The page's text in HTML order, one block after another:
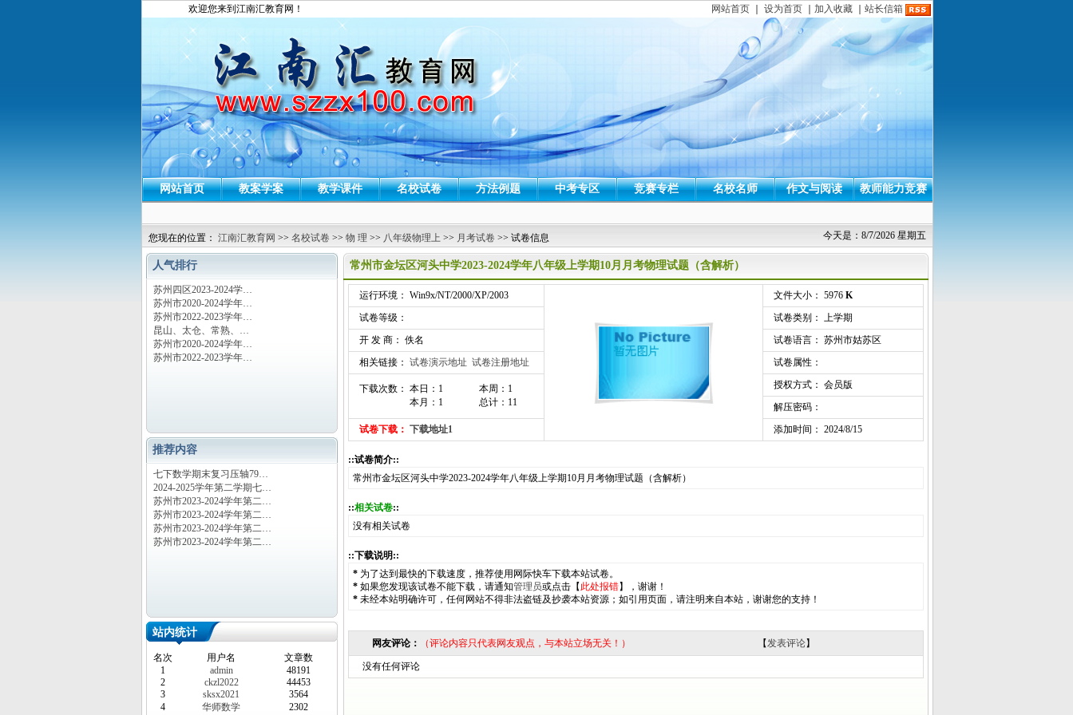
欢迎您来到江南汇教育网！ 网站首页 设为首页 加入收藏 站长信箱
网站首页 教案学案 教学课件 名校试卷 方法例题 中考专区 竞赛专栏 名校名师 作文与阅读 教师能力竞赛
今天是：8/7/2026 星期五
您现在的位置： 江南汇教育网 >> 名校试卷 >> 物 理 >> 八年级物理上 >> 月考试卷 >> 试卷信息
人气排行
苏州四区2023-2024学…
苏州市2020-2024学年…
苏州市2022-2023学年…
昆山、太仓、常熟、…
苏州市2020-2024学年…
苏州市2022-2023学年…
推荐内容
七下数学期末复习压轴79…
2024-2025学年第二学期七…
苏州市2023-2024学年第二…
苏州市2023-2024学年第二…
苏州市2023-2024学年第二…
苏州市2023-2024学年第二…
站内统计
名次 用户名
文章数
1
admin
48191
2
ckzl2022
44453
3
sksx2021
3564
4
华师数学
2302
常州市金坛区河头中学2023-2024学年八年级上学期10月月考物理试题（含解析）
运行环境： Win9x/NT/2000/XP/2003 文件大小： 5976 K
试卷等级：
试卷类别： 上学期
开 发 商： 佚名
试卷语言： 苏州市姑苏区
相关链接： 试卷演示地址 试卷注册地址 试卷属性：
下载次数： 本日：1
本月：1
本周：1
总计：11
授权方式： 会员版
解压密码：
试卷下载： 下载地址1 添加时间： 2024/8/15
::试卷简介::
常州市金坛区河头中学2023-2024学年八年级上学期10月月考物理试题（含解析）
::相关试卷::
没有相关试卷
::下载说明::
* 为了达到最快的下载速度，推荐使用网际快车下载本站试卷。
* 如果您发现该试卷不能下载，请通知管理员或点击【 此处报错】，谢谢！
* 未经本站明确许可，任何网站不得非法盗链及抄袭本站资源；如引用页面，请注明来自本站，谢谢您的支持！
网友评论： （评论内容只代表网友观点，与本站立场无关！） 【发表评论】
没有任何评论